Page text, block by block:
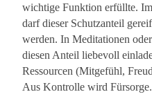
wichtige Funktion erfüllte.
darf dieser Schutzanteil
werden. In Meditationen
diesen Anteil liebevoll
Ressourcen (Mitgefühl,
Aus Kontrolle wird Fürsorge.